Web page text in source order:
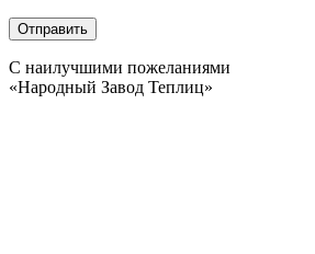
С наилучшими пожеланиями
«Народный Завод Теплиц»